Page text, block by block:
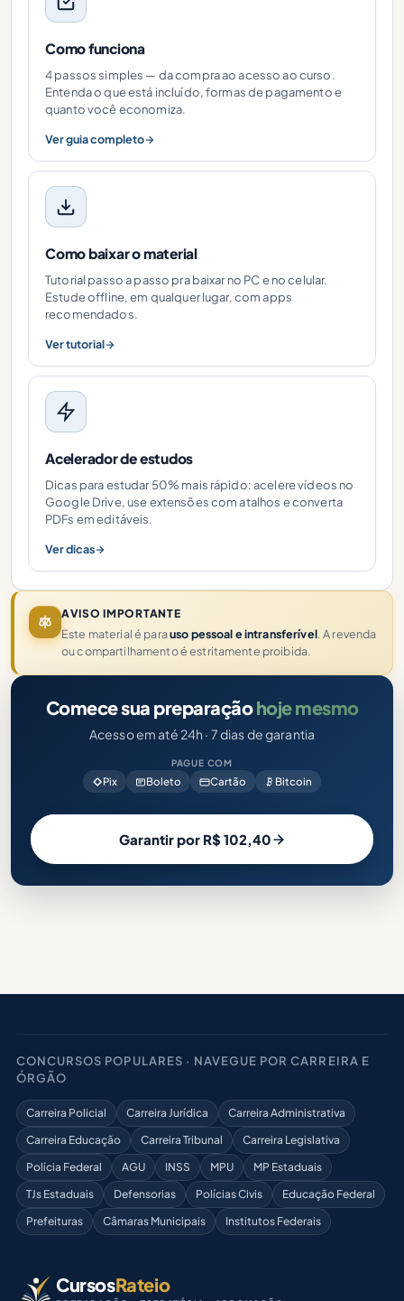
Como funciona
4 passos simples — da compra ao acesso ao curso.
Entenda o que está incluído, formas de pagamento e
quanto você economiza.
Ver guia completo
Como baixar o material
Tutorial passo a passo pra baixar no PC e no celular.
Estude offline, em qualquer lugar, com apps
recomendados.
Ver tutorial
Acelerador de estudos
Dicas para estudar 50% mais rápido: acelere vídeos no
Google Drive, use extensões com atalhos e converta
PDFs em editáveis.
Ver dicas
AVISO IMPORTANTE
Este material é parauso pessoal e intransferível. A revenda
ou compartilhamento é estritamente proibida.
Comece sua preparaçãohoje mesmo
Acesso em até 24h · 7 dias de garantia
PAGUE COM
Pix Boleto Cartão Bitcoin
Garantir por R$ 102,40
CONCURSOS POPULARES · NAVEGUE POR CARREIRA E
ÓRGÃO
Carreira Policial Carreira Jurídica
Carreira Administrativa
Carreira Educação
Carreira Tribunal
Carreira Legislativa
Polícia Federal
AGU INSS MPU
MP Estaduais
TJs Estaduais
Defensorias Polícias Civis
Educação Federal
Prefeituras
Câmaras Municipais Institutos Federais
CursosRateio